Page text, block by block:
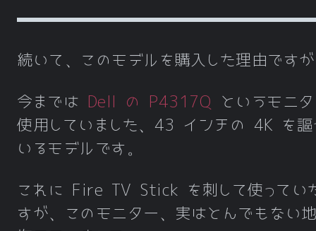
続いて、このモデルを購入した理由です
今までは Dell の P4317Q というモニ
使用していました、43 インチの 4K を謳
いるモデルです。
これに Fire TV Stick を刺して使ってい
すが、このモニター、実はとんでもない